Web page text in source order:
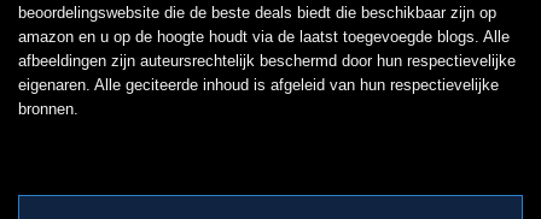
beoordelingswebsite die de beste deals biedt die beschikbaar zijn op
amazon en u op de hoogte houdt via de laatst toegevoegde blogs. Alle
afbeeldingen zijn auteursrechtelijk beschermd door hun respectievelijke
eigenaren. Alle geciteerde inhoud is afgeleid van hun respectievelijke
bronnen.